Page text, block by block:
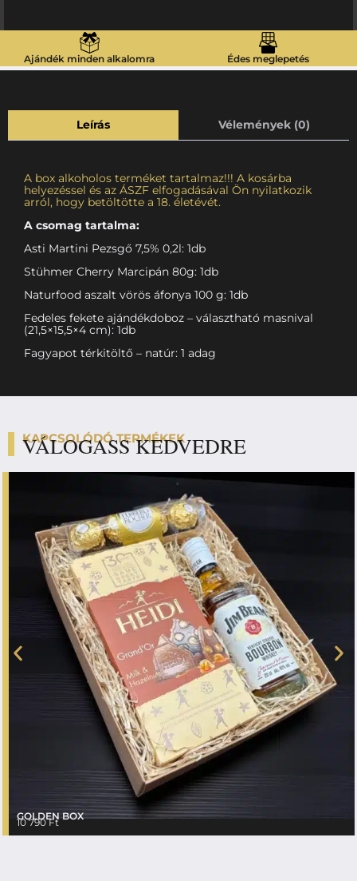
Ajándék minden alkalomra Édes meglepetés
Leírás Vélemények (0)
A box alkoholos terméket tartalmaz!!! A kosárba
helyezéssel és az ÁSZF elfogadásával Ön nyilatkozik
arról, hogy betöltötte a 18. életévét.
A csomag tartalma:
Asti Martini Pezsgő 7,5% 0,2l: 1db
Stühmer Cherry Marcipán 80g: 1db
Naturfood aszalt vörös áfonya 100 g: 1db
Fedeles fekete ajándékdoboz – választható masnival
(21,5×15,5×4 cm): 1db
Fagyapot térkitöltő – natúr: 1 adag
KAPCSOLÓDÓ TERMÉKEK
VÁLOGASS KEDVEDRE
GOLDEN BOX
10 790Ft